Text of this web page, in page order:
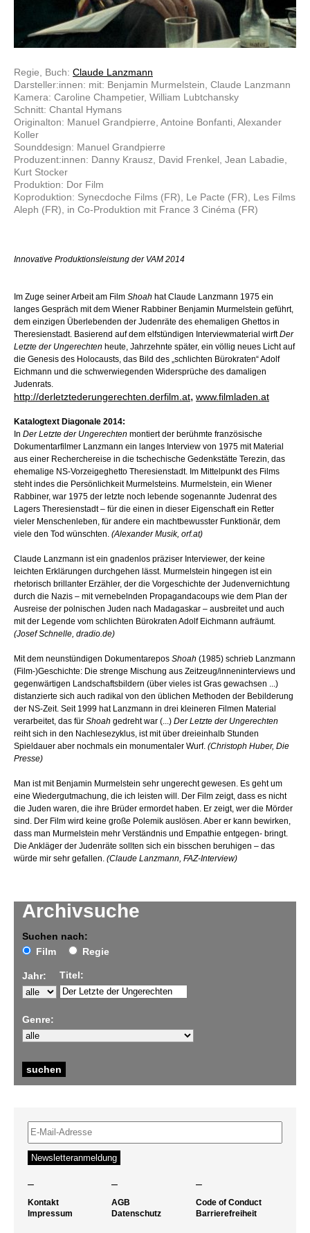
Archivsuche
Suchen nach:
Film
Regie
Jahr: Titel:
Genre:
Regie, Buch: Claude Lanzmann
Darsteller:innen: mit: Benjamin Murmelstein, Claude Lanzmann
Kamera: Caroline Champetier, William Lubtchansky
Schnitt: Chantal Hymans
Originalton: Manuel Grandpierre, Antoine Bonfanti, Alexander
Koller
Sounddesign: Manuel Grandpierre
Produzent:innen: Danny Krausz, David Frenkel, Jean Labadie,
Kurt Stocker
Produktion: Dor Film
Koproduktion: Synecdoche Films (FR), Le Pacte (FR), Les Films
Aleph (FR), in Co-Produktion mit France 3 Cinéma (FR)
Innovative Produktionsleistung der VAM 2014
Im Zuge seiner Arbeit am Film Shoah hat Claude Lanzmann 1975 ein
langes Gespräch mit dem Wiener Rabbiner Benjamin Murmelstein geführt,
dem einzigen Überlebenden der Judenräte des ehemaligen Ghettos in
Theresienstadt. Basierend auf dem elfstündigen Interviewmaterial wirftDer
Letzte der Ungerechten heute, Jahrzehnte später, ein völlig neues Licht auf
die Genesis des Holocausts, das Bild des „schlichten Bürokraten“ Adolf
Eichmann und die schwerwiegenden Widersprüche des damaligen
Judenrats.
http://derletztederungerechten.derfilm.at, www.filmladen.at
Katalogtext Diagonale 2014:
In Der Letzte der Ungerechten montiert der berühmte französische
Dokumentarfilmer Lanzmann ein langes Interview von 1975 mit Material
aus einer Recherchereise in die tschechische Gedenkstätte Terezin, das
ehemalige NS-Vorzeigeghetto Theresienstadt. Im Mittelpunkt des Films
steht indes die Persönlichkeit Murmelsteins. Murmelstein, ein Wiener
Rabbiner, war 1975 der letzte noch lebende sogenannte Judenrat des
Lagers Theresienstadt – für die einen in dieser Eigenschaft ein Retter
vieler Menschenleben, für andere ein machtbewusster Funktionär, dem
viele den Tod wünschten. (Alexander Musik, orf.at)
Claude Lanzmann ist ein gnadenlos präziser Interviewer, der keine
leichten Erklärungen durchgehen lässt. Murmelstein hingegen ist ein
rhetorisch brillanter Erzähler, der die Vorgeschichte der Judenvernichtung
durch die Nazis – mit vernebelnden Propagandacoups wie dem Plan der
Ausreise der polnischen Juden nach Madagaskar – ausbreitet und auch
mit der Legende vom schlichten Bürokraten Adolf Eichmann aufräumt.
(Josef Schnelle, dradio.de)
Mit dem neunstündigen Dokumentarepos Shoah (1985) schrieb Lanzmann
(Film-)Geschichte: Die strenge Mischung aus Zeitzeug/inneninterviews und
gegenwärtigen Landschaftsbildern (über vieles ist Gras gewachsen ...)
distanzierte sich auch radikal von den üblichen Methoden der Bebilderung
der NS-Zeit. Seit 1999 hat Lanzmann in drei kleineren Filmen Material
verarbeitet, das für Shoah gedreht war (...) Der Letzte der Ungerechten
reiht sich in den Nachlesezyklus, ist mit über dreieinhalb Stunden
Spieldauer aber nochmals ein monumentaler Wurf. (Christoph Huber, Die
Presse)
Man ist mit Benjamin Murmelstein sehr ungerecht gewesen. Es geht um
eine Wiedergutmachung, die ich leisten will. Der Film zeigt, dass es nicht
die Juden waren, die ihre Brüder ermordet haben. Er zeigt, wer die Mörder
sind. Der Film wird keine große Polemik auslösen. Aber er kann bewirken,
dass man Murmelstein mehr Verständnis und Empathie entgegen- bringt.
Die Ankläger der Judenräte sollten sich ein bisschen beruhigen – das
würde mir sehr gefallen. (Claude Lanzmann, FAZ-Interview)
– – –
Kontakt
Impressum
AGB
Datenschutz
Code of Conduct
Barrierefreiheit